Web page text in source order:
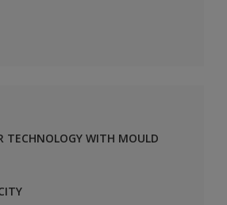
TECHNOLOGY WITH MOULD